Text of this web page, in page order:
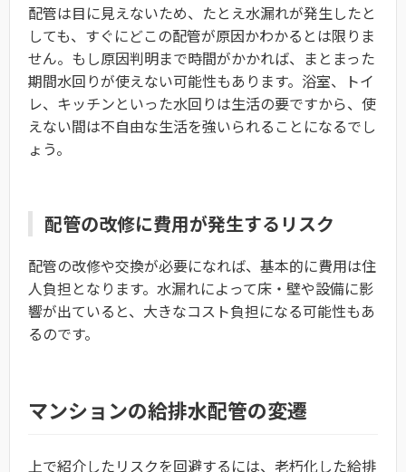
配管は目に見えないため、たとえ水漏れが発生したと
しても、すぐにどこの配管が原因かわかるとは限りま
せん。もし原因判明まで時間がかかれば、まとまった
期間水回りが使えない可能性もあります。浴室、トイ
レ、キッチンといった水回りは生活の要ですから、使
えない間は不自由な生活を強いられることになるでし
ょう。
配管の改修に費用が発生するリスク
配管の改修や交換が必要になれば、基本的に費用は住
人負担となります。水漏れによって床・壁や設備に影
響が出ていると、大きなコスト負担になる可能性もあ
るのです。
マンションの給排水配管の変遷
上で紹介したリスクを回避するには、老朽化した給排